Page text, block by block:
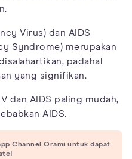
Virus) dan AIDS
Syndrome) merupakan
padahal
yang signifikan.
dan AIDS paling mudah,
AIDS.
Channel Orami untuk dapat